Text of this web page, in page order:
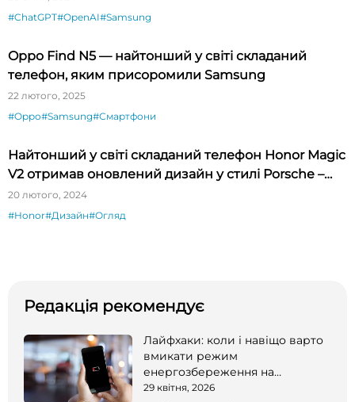
#ChatGPT#OpenAI#Samsung
Oppo Find N5 — найтонший у світі складаний
телефон, яким присоромили Samsung
22 лютого, 2025
#Oppo#Samsung#Смартфони
Найтонший у світі складаний телефон Honor Magic
V2 отримав оновлений дизайн у стилі Porsche –
огляд
20 лютого, 2024
#Honor#Дизайн#Огляд
Редакція рекомендує
Лайфхаки: коли і навіщо варто
вмикати режим
енергозбереження на
смартфоні
29 квітня, 2026